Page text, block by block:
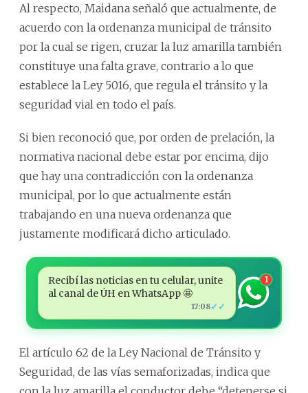
Al respecto, Maidana señaló que actualmente, de
acuerdo con la ordenanza municipal de tránsito
por la cual se rigen, cruzar la luz amarilla también
constituye una falta grave, contrario a lo que
establece la Ley 5016, que regula el tránsito y la
seguridad vial en todo el país.
Si bien reconoció que, por orden de prelación, la
normativa nacional debe estar por encima, dijo
que hay una contradicción con la ordenanza
municipal, por lo que actualmente están
trabajando en una nueva ordenanza que
justamente modificará dicho articulado.
Recibí las noticias en tu celular, unite
al canal de ÚH en WhatsApp 🤩
17:08✓✓
1
El artículo 62 de la Ley Nacional de Tránsito y
Seguridad, de las vías semaforizadas, indica que